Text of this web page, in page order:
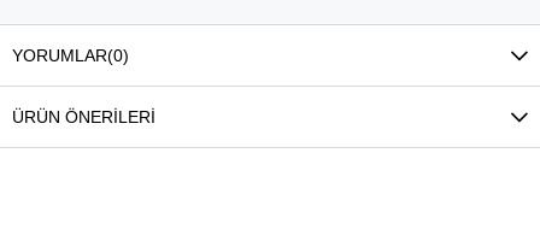
YORUMLAR(0)
ÜRÜN ÖNERILERI